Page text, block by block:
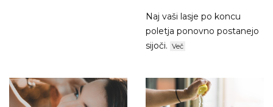
Naj vaši lasje po koncu
poletja ponovno postanejo
sijoči. Več